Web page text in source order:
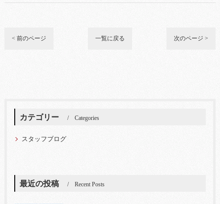
< 前のページ 一覧に戻る 次のページ >
カテゴリー Categories
スタッフブログ
最近の投稿 Recent Posts